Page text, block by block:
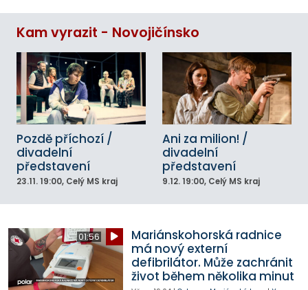
Kam vyrazit - Novojičínsko
Pozdě příchozí /
divadelní
představení
23.11. 19:00, Celý MS kraj
Ani za milion! /
divadelní
představení
9.12. 19:00, Celý MS kraj
01:56
Mariánskohorská radnice
má nový externí
defibrilátor. Může zachránit
život během několika minut